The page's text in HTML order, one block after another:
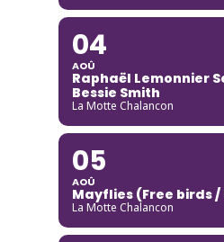
04
AOÛ
Raphaël Lemonnier
Bessie Smith
La Motte Chalancon
05
AOÛ
Mayflies (Free birds /
La Motte Chalancon